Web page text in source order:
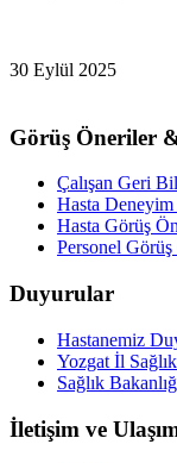
30 Eylül 2025
Görüş Öneriler
Çalışan Geri
Hasta
Hasta Görüş
Personel
Duyurular
Hastanemiz
Yozgat İl
Sağlık
İletişim ve